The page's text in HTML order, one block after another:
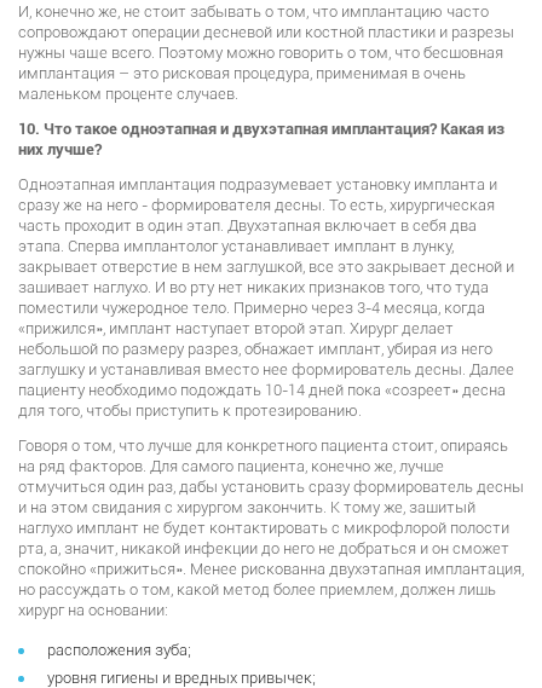
И, конечно же, не стоит забывать о том, что имплантацию часто
сопровождают операции десневой или костной пластики и разрезы
нужны чаще всего. Поэтому можно говорить о том, что бесшовная
имплантация – это рисковая процедура, применимая в очень
маленьком проценте случаев.
10. Что такое одноэтапная и двухэтапная имплантация? Какая из
них лучше?
Одноэтапная имплантация подразумевает установку импланта и
сразу же на него - формирователя десны. То есть, хирургическая
часть проходит в один этап. Двухэтапная включает в себя два
этапа. Сперва имплантолог устанавливает имплант в лунку,
закрывает отверстие в нем заглушкой, все это закрывает десной и
зашивает наглухо. И во рту нет никаких признаков того, что туда
поместили чужеродное тело. Примерно через 3-4 месяца, когда
«прижился», имплант наступает второй этап. Хирург делает
небольшой по размеру разрез, обнажает имплант, убирая из него
заглушку и устанавливая вместо нее формирователь десны. Далее
пациенту необходимо подождать 10-14 дней пока «созреет» десна
для того, чтобы приступить к протезированию.
Говоря о том, что лучше для конкретного пациента стоит, опираясь
на ряд факторов. Для самого пациента, конечно же, лучше
отмучиться один раз, дабы установить сразу формирователь десны
и на этом свидания с хирургом закончить. К тому же, зашитый
наглухо имплант не будет контактировать с микрофлорой полости
рта, а, значит, никакой инфекции до него не добраться и он сможет
спокойно «прижиться». Менее рискованна двухэтапная имплантация,
но рассуждать о том, какой метод более приемлем, должен лишь
хирург на основании:
расположения зуба;
уровня гигиены и вредных привычек;